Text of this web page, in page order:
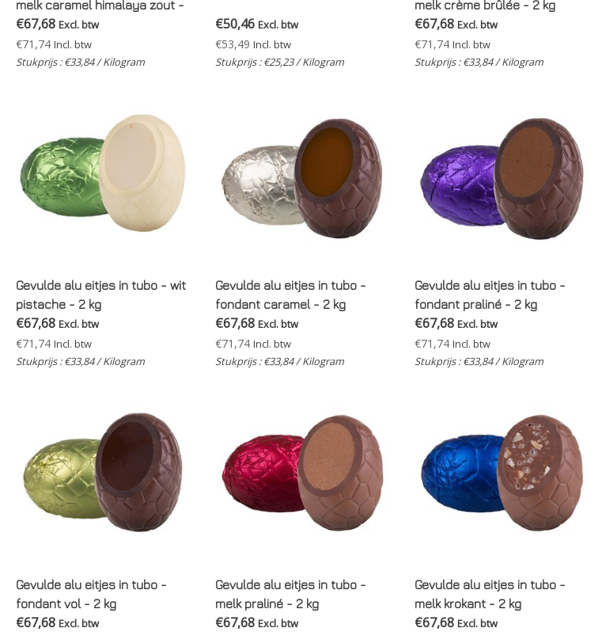
melk caramel himalaya zout -
2 kg
€67,68 Excl. btw
€71,74 Incl. btw
Stukprijs : €33,84 / Kilogram
€50,46 Excl. btw
€53,49 Incl. btw
Stukprijs : €25,23 / Kilogram
melk crème brûlée - 2 kg
€67,68 Excl. btw
€71,74 Incl. btw
Stukprijs : €33,84 / Kilogram
Gevulde alu eitjes in tubo - wit
pistache - 2 kg
€67,68 Excl. btw
€71,74 Incl. btw
Stukprijs : €33,84 / Kilogram
Gevulde alu eitjes in tubo -
fondant caramel - 2 kg
€67,68 Excl. btw
€71,74 Incl. btw
Stukprijs : €33,84 / Kilogram
Gevulde alu eitjes in tubo -
fondant praliné - 2 kg
€67,68 Excl. btw
€71,74 Incl. btw
Stukprijs : €33,84 / Kilogram
Gevulde alu eitjes in tubo -
fondant vol - 2 kg
€67,68 Excl. btw
Gevulde alu eitjes in tubo -
melk praliné - 2 kg
€67,68 Excl. btw
Gevulde alu eitjes in tubo -
melk krokant - 2 kg
€67,68 Excl. btw